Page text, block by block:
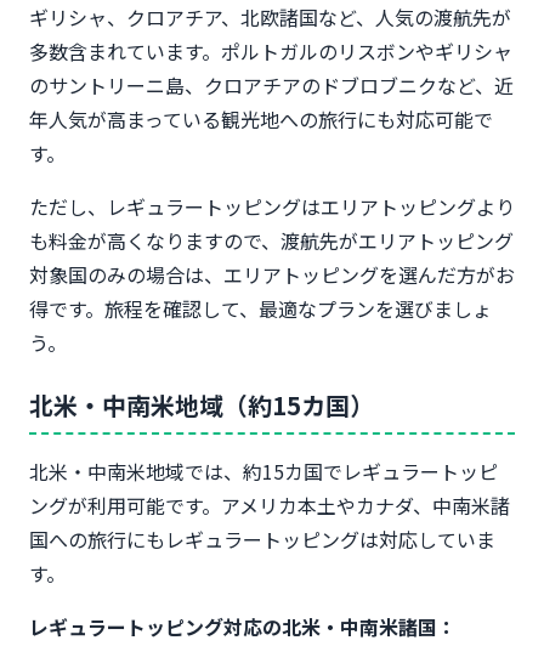
ギリシャ、クロアチア、北欧諸国など、人気の渡航先が
多数含まれています。ポルトガルのリスボンやギリシャ
のサントリーニ島、クロアチアのドブロブニクなど、近
年人気が高まっている観光地への旅行にも対応可能で
す。
ただし、レギュラートッピングはエリアトッピングより
も料金が高くなりますので、渡航先がエリアトッピング
対象国のみの場合は、エリアトッピングを選んだ方がお
得です。旅程を確認して、最適なプランを選びましょ
う。
北米・中南米地域（約15カ国）
北米・中南米地域では、約15カ国でレギュラートッピ
ングが利用可能です。アメリカ本土やカナダ、中南米諸
国への旅行にもレギュラートッピングは対応していま
す。
レギュラートッピング対応の北米・中南米諸国：